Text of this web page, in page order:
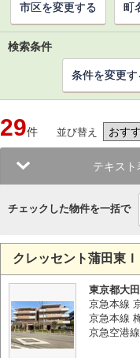
市区を変更する 町
検索条件
条件を変更す
29件 並び替え
テキスト
チェックした物件を一括で
クレッセント蒲田東Ｉ
東京都大
京急本線
京急本線
京急空港